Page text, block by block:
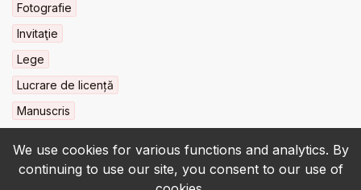
We use cookies for various functions and analytics. By
continuing to use our site, you consent to our use of
Fotografie
Invitaţie
Lege
Lucrare de licență
Manuscris